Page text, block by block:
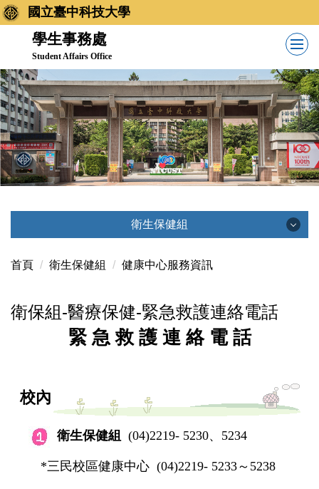
跳
到
內
容
區
國立臺中科技大學
學生事務處
Student Affairs Office
衛生保健組
衛生保健組
最新消息
關於我們
成員簡介
法令規章
活動行事曆
首頁 衛生保健組 健康中心服務資訊
衛保組-醫療保健-緊急救護連絡電話
緊 急 救 護 連 絡 電 話
校內
衛生保健組 (04)2219- 5230、5234
*三民校區健康中心 (04)2219- 5233～5238